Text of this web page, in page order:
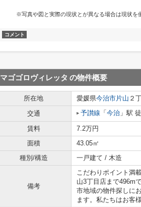
※写真や図と実際の現状とが異なる場合は現状を
コメント
マゴゴロヴィレッタ の物件概要
所在地 愛媛県今治市片山 ２
交通
予讃線 「 今治 」駅
賃料 7.2万円
面積
43.05㎡
種別/構造
一戸建て / 木造
備考
こだわりポイント満
山3丁目店まで496m
市地域の物件探しに
ます。私たちはお客